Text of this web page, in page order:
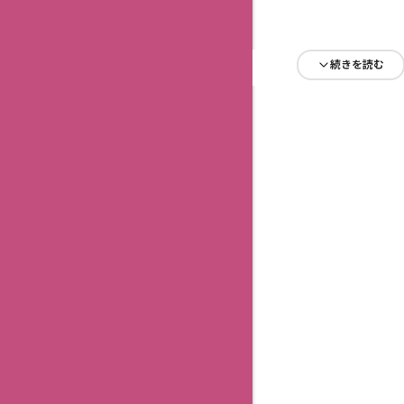
続きを読む
続きを読む
続きを読む
続きを読む
続きを読む
続きを読む
続きを読む
続きを読む
続きを読む
続きを読む
続きを読む
続きを読む
続きを読む
続きを読む
続きを読む
続きを読む
続きを読む
続きを読む
続きを読む
続きを読む